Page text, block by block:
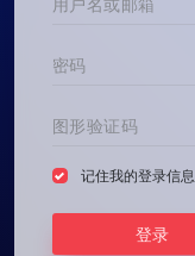
记住我的登录信息
登录